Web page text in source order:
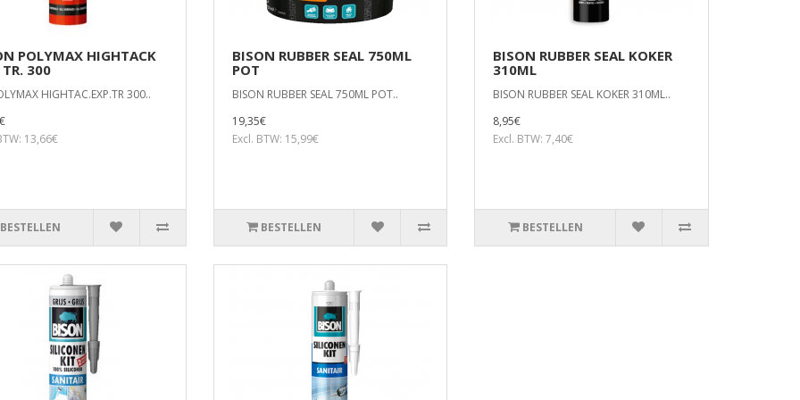
POLYMAX HIGHTACK
TR. 300
HIGHTAC.EXP.TR 300..
13,66€
BESTELLEN
BISON RUBBER SEAL 750ML
POT
BISON RUBBER SEAL 750ML POT..
19,35€
Excl. BTW: 15,99€
BESTELLEN
BISON RUBBER SEAL KOKER
310ML
BISON RUBBER SEAL KOKER 310ML..
8,95€
Excl. BTW: 7,40€
BESTELLEN